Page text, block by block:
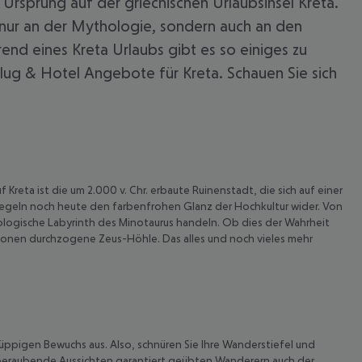
an der Mythologie, sondern auch an den
eines Kreta Urlaubs gibt es so einiges zu
& Hotel Angebote für Kreta. Schauen Sie sich
ist die um 2.000 v. Chr. erbaute Ruinenstadt, die sich auf einer
noch heute den farbenfrohen Glanz der Hochkultur wider. Von
Labyrinth des Minotaurus handeln. Ob dies der Wahrheit
durchzogene Zeus-Höhle. Das alles und noch vieles mehr
Bewuchs aus. Also, schnüren Sie Ihre Wanderstiefel und